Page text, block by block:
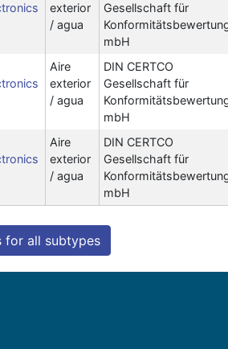
exterior
/ agua
Gesellschaft für
mbH
Aire
exterior
/ agua
DIN CERTCO
Gesellschaft für
mbH
Aire
exterior
/ agua
DIN CERTCO
Gesellschaft für
mbH
for all subtypes